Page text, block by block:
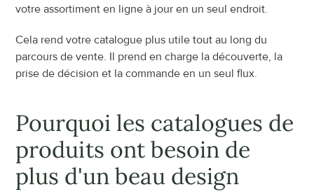
votre assortiment en ligne à jour en un seul endroit.
Cela rend votre catalogue plus utile tout au long du
parcours de vente. Il prend en charge la découverte, la
prise de décision et la commande en un seul flux.
Pourquoi les catalogues de
produits ont besoin de
plus d'un beau design